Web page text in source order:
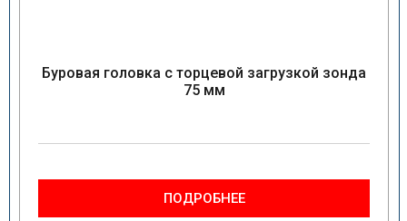
Буровая головка с торцевой загрузкой зонда
75 мм
ПОДРОБНЕЕ